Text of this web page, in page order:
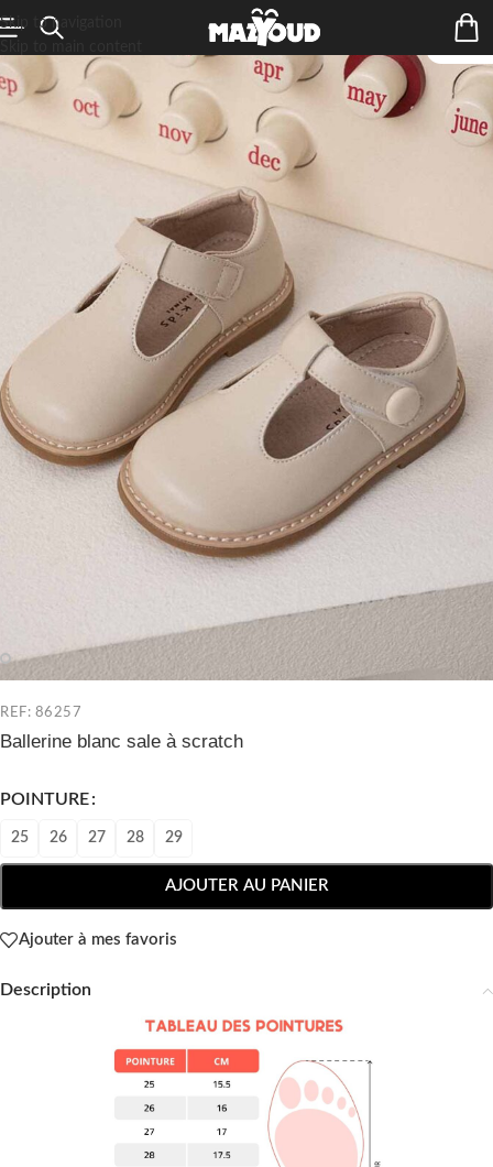
Skip to navigation
REF: 86257
Ballerine blanc sale à scratch
POINTURE
25 26 27 28 29
AJOUTER AU PANIER
Ajouter à mes favoris
Description